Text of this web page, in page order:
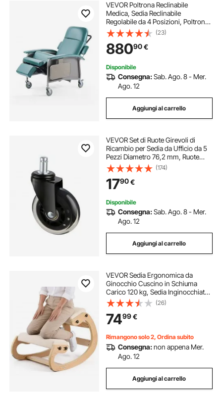
VEVOR Poltrona Reclinabile
Medica, Sedia Reclinabile
Regolabile da 4 Posizioni, Poltrona
Medica Trendelenburg con 4 Ruote,
Seduta Morbida per Ospedale,
Casa di Cura, Assistenza
Domiciliare
(23)
88090€
Disponibile
Consegna:Sab. Ago. 8 - Mer.
Ago. 12
Aggiungi al carrello
VEVOR Set di Ruote Girevoli di
Ricambio per Sedia da Ufficio da 5
Pezzi Diametro 76,2 mm, Ruote
Pivotanti 5 Pezzi per Sedia da
Computer per Carichi Pesanti per
Pavimenti Capacità di Carico max.
59 kg
(174)
1790€
Disponibile
Consegna:Sab. Ago. 8 - Mer.
Ago. 12
Aggiungi al carrello
VEVOR Sedia Ergonomica da
Ginocchio Cuscino in Schiuma
Carico 120 kg, Sedia Inginocchiata
per Scrivania Struttura in Legno,
Sgabello Regolabile per Lavoro
Lettura Meditazione da Casa
Ufficio, Beige
(26)
7499€
Rimangono solo 2, Ordina subito
Consegna:non appena Mer.
Ago. 12
Aggiungi al carrello